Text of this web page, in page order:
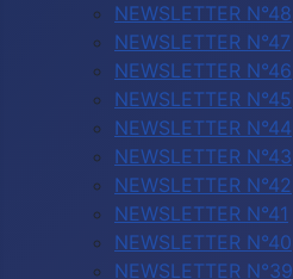
NEWSLETTER N°48
NEWSLETTER N°47
NEWSLETTER N°46
NEWSLETTER N°45
NEWSLETTER N°44
NEWSLETTER N°43
NEWSLETTER N°42
NEWSLETTER N°41
NEWSLETTER N°40
NEWSLETTER N°39